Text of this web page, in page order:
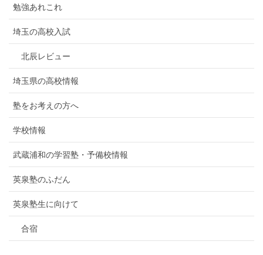
勉強あれこれ
埼玉の高校入試
北辰レビュー
埼玉県の高校情報
塾をお考えの方へ
学校情報
武蔵浦和の学習塾・予備校情報
英泉塾のふだん
英泉塾生に向けて
合宿